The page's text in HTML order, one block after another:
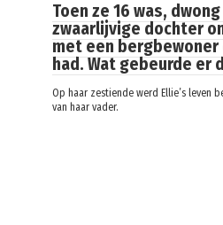
Toen ze 16 was,
zwaarlijvige dochter
met een bergbewoner
had. Wat gebeurde er
Op haar zestiende werd Ellie’s leven
van haar vader.